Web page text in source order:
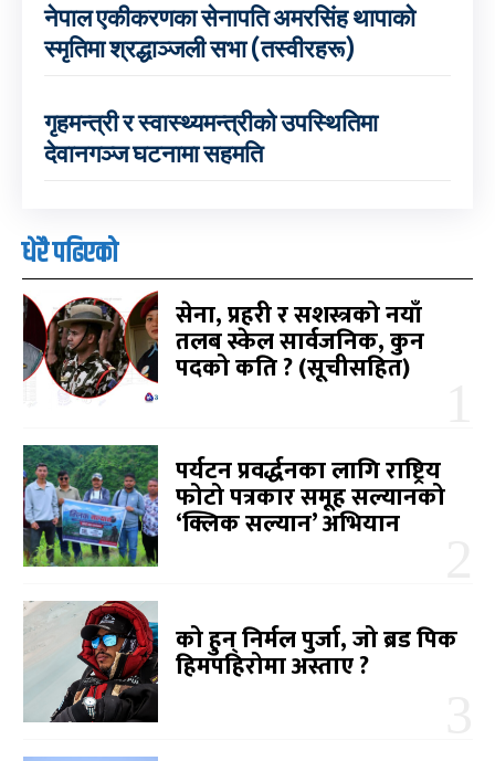
नेपाल एकीकरणका सेनापति अमरसिंह थापाको
स्मृतिमा श्रद्धाञ्जली सभा (तस्वीरहरू)
गृहमन्त्री र स्वास्थ्यमन्त्रीको उपस्थितिमा
देवानगञ्ज घटनामा सहमति
धेरै पढिएको
सेना, प्रहरी र सशस्त्रको नयाँ
तलब स्केल सार्वजनिक, कुन
पदको कति ? (सूचीसहित)
पर्यटन प्रवर्द्धनका लागि राष्ट्रिय
फोटो पत्रकार समूह सल्यानको
‘क्लिक सल्यान’ अभियान
को हुन् निर्मल पुर्जा, जो ब्रड पिक
हिमपहिरोमा अस्ताए ?